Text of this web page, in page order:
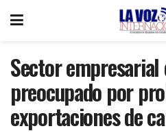
Sector
preocupado por
exportaciones de